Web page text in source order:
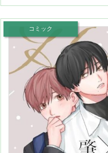
コミック